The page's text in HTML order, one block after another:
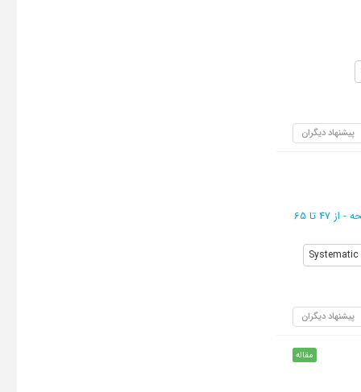
پیشنهاد دیگران
از 47 تا 65
Systematic
پیشنهاد دیگران
مقاله